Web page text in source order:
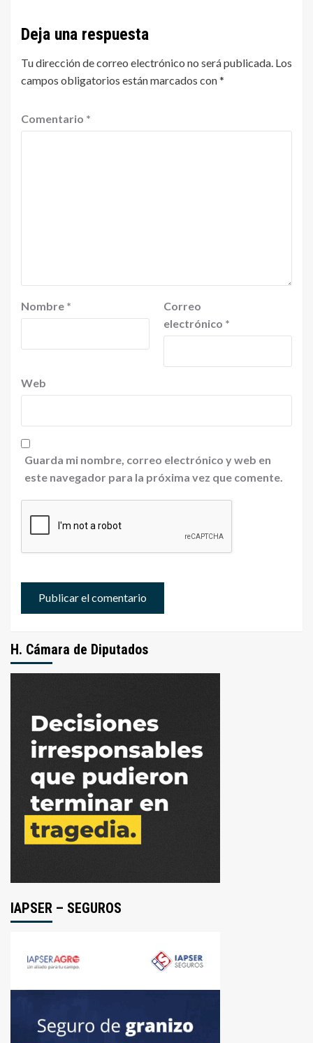
Deja una respuesta
Tu dirección de correo electrónico no será publicada. Los
campos obligatorios están marcados con*
Comentario *
Nombre *
Correo
electrónico *
Web
Guarda mi nombre, correo electrónico y web en
este navegador para la próxima vez que comente.
H. Cámara de Diputados
IAPSER – SEGUROS